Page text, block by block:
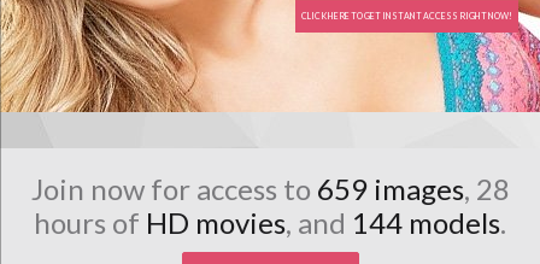
CLICK HERE TO GET INSTANT ACCESS RIGHT NOW!
Join now for access to 659 images, 28
hours of HD movies, and 144 models.